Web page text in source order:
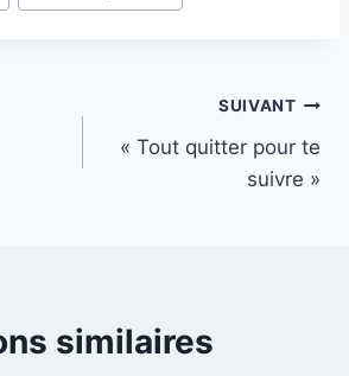
SUIVANT
« Tout quitter pour te
suivre »
similaires